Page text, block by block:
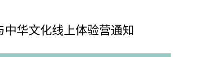
中华文化线上体验营通知